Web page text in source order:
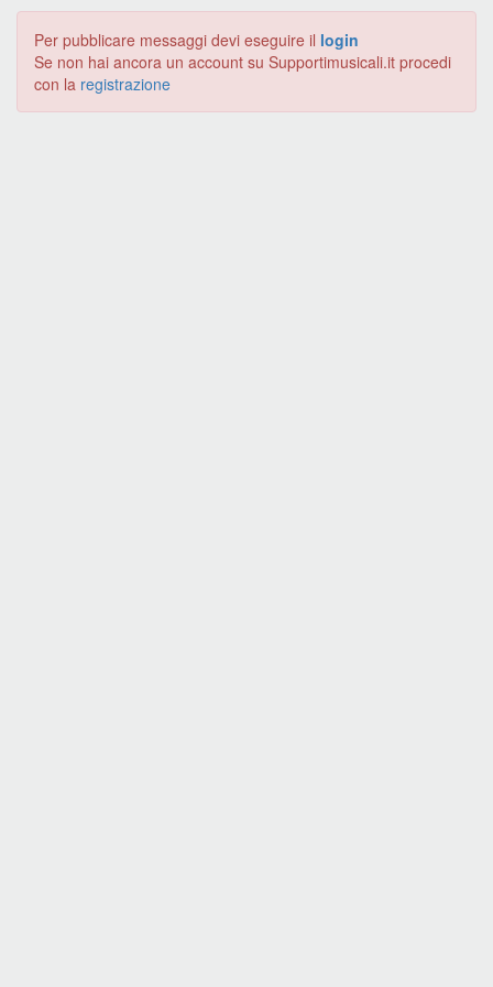
Per pubblicare messaggi devi eseguire il login
Se non hai ancora un account su Supportimusicali.it procedi
con la registrazione